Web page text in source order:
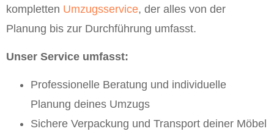
kompletten Umzugsservice, der alles von der
Planung bis zur Durchführung umfasst.
Unser Service umfasst:
Professionelle Beratung und individuelle
Planung deines Umzugs
Sichere Verpackung und Transport deiner Möbel